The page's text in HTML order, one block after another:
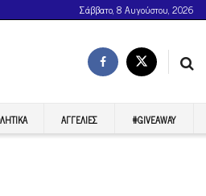
Σάββατο, 8 Αυγούστου, 2026
ΑΓΓΕΛΊΕΣ #GIVEAWAY